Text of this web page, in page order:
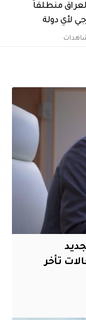
منطلقاً
لأي دولة
أيام لتجديد
تأخر